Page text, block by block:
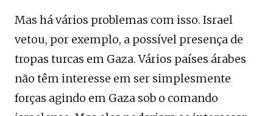
Mas há vários problemas com isso. Israel
vetou, por exemplo, a possível presença de
tropas turcas em Gaza. Vários países árabes
não têm interesse em ser simplesmente
forças agindo em Gaza sob o comando